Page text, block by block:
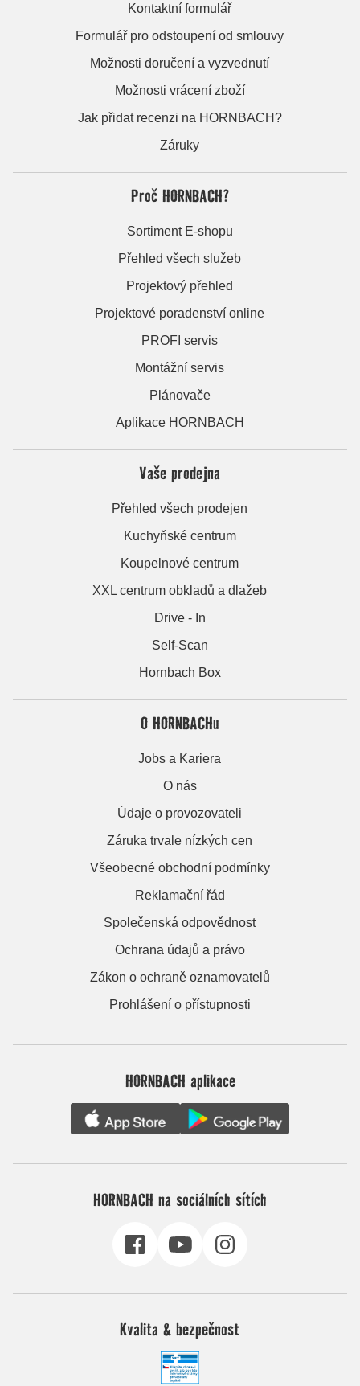
Kontaktní formulář
Formulář pro odstoupení od smlouvy
Možnosti doručení a vyzvednutí
Možnosti vrácení zboží
Jak přidat recenzi na HORNBACH?
Záruky
Proč HORNBACH?
Sortiment E-shopu
Přehled všech služeb
Projektový přehled
Projektové poradenství online
PROFI servis
Montážní servis
Plánovače
Aplikace HORNBACH
Vaše prodejna
Přehled všech prodejen
Kuchyňské centrum
Koupelnové centrum
XXL centrum obkladů a dlažeb
Drive - In
Self-Scan
Hornbach Box
O HORNBACHu
Jobs a Kariera
O nás
Údaje o provozovateli
Záruka trvale nízkých cen
Všeobecné obchodní podmínky
Reklamační řád
Společenská odpovědnost
Ochrana údajů a právo
Zákon o ochraně oznamovatelů
Prohlášení o přístupnosti
HORNBACH aplikace
HORNBACH na sociálních sítích
Kvalita & bezpečnost